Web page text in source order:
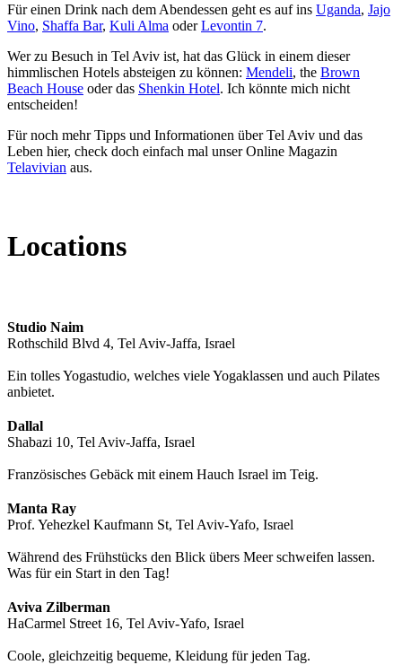
Für einen Drink nach dem Abendessen geht es auf ins Uganda, Jajo
Vino, Shaffa Bar, Kuli Alma oderLevontin 7.
Wer zu Besuch in Tel Aviv ist, hat das Glück in einem dieser
himmlischen Hotels absteigen zu können: Mendeli, the Brown
Beach House oder das Shenkin Hotel. Ich könnte mich nicht
entscheiden!
Für noch mehr Tipps und Informationen über Tel Aviv und das
Leben hier, check doch einfach mal unser Online Magazin
Telavivian aus.
Locations
Studio Naim
Rothschild Blvd 4, Tel Aviv-Jaffa, Israel
Ein tolles Yogastudio, welches viele Yogaklassen und auch Pilates
anbietet.
Dallal
Shabazi 10, Tel Aviv-Jaffa, Israel
Französisches Gebäck mit einem Hauch Israel im Teig.
Manta Ray
Prof. Yehezkel Kaufmann St, Tel Aviv-Yafo, Israel
Während des Frühstücks den Blick übers Meer schweifen lassen.
Was für ein Start in den Tag!
Aviva Zilberman
HaCarmel Street 16, Tel Aviv-Yafo, Israel
Coole, gleichzeitig bequeme, Kleidung für jeden Tag.